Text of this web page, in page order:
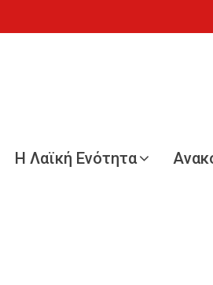
Η Λαϊκή Ενότητα